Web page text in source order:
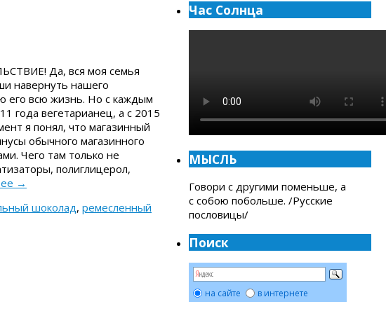
Да, вся моя семья
навернуть нашего
его всю жизнь. Но с каждым
года вегетарианец, а с 2015
я понял, что магазинный
обычного магазинного
Чего там только не
полиглицерол,
→
шоколад, ремесленный
Час Солнца
МЫСЛЬ
Говори с другими поменьше, а
с собою побольше. /Русские
пословицы/
Поиск
на сайте в интернете